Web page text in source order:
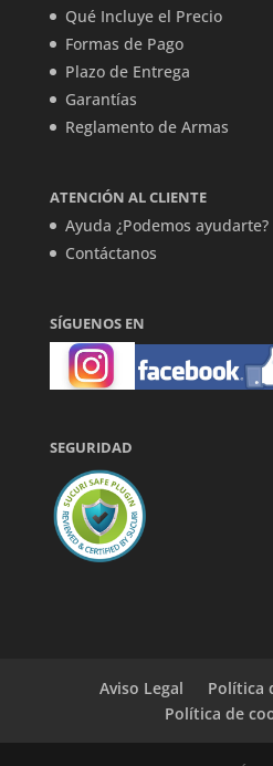
Qué Incluye el Precio
Formas de Pago
Plazo de Entrega
Garantías
Reglamento de Armas
ATENCIÓN AL CLIENTE
Ayuda ¿Podemos ayudarte?
Contáctanos
SÍGUENOS EN
SEGURIDAD
Aviso Legal
Política
Política de